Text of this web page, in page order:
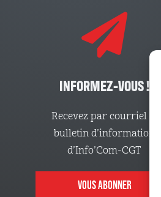
INFORMEZ-VOUS !
Recevez par courriel le
bulletin d’information
d’Info’Com-CGT
VOUS ABONNER